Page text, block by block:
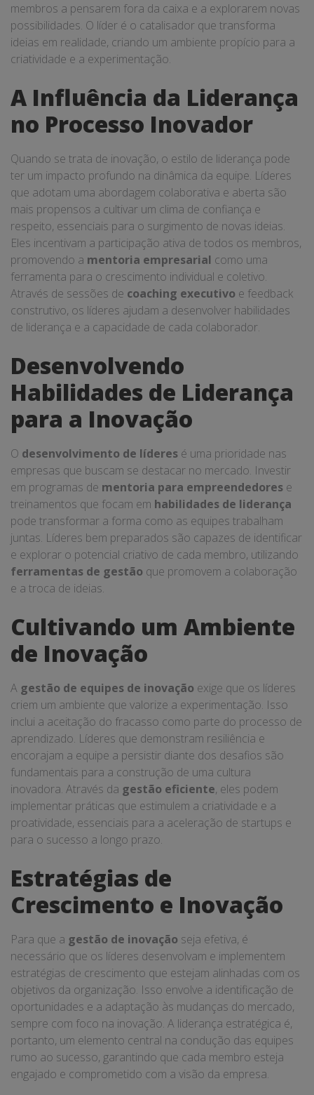
membros a pensarem fora da caixa e a explorarem novas
possibilidades. O líder é o catalisador que transforma
ideias em realidade, criando um ambiente propício para a
criatividade e a experimentação.
A Influência da Liderança
no Processo Inovador
Quando se trata de inovação, o estilo de liderança pode
ter um impacto profundo na dinâmica da equipe. Líderes
que adotam uma abordagem colaborativa e aberta são
mais propensos a cultivar um clima de confiança e
respeito, essenciais para o surgimento de novas ideias.
Eles incentivam a participação ativa de todos os membros,
promovendo a mentoria empresarial como uma
ferramenta para o crescimento individual e coletivo.
Através de sessões de coaching executivo e feedback
construtivo, os líderes ajudam a desenvolver habilidades
de liderança e a capacidade de cada colaborador.
Desenvolvendo
Habilidades de Liderança
para a Inovação
O desenvolvimento de líderes é uma prioridade nas
empresas que buscam se destacar no mercado. Investir
em programas de mentoria para empreendedores e
treinamentos que focam em habilidades de liderança
pode transformar a forma como as equipes trabalham
juntas. Líderes bem preparados são capazes de identificar
e explorar o potencial criativo de cada membro, utilizando
ferramentas de gestão que promovem a colaboração
e a troca de ideias.
Cultivando um Ambiente
de Inovação
A gestão de equipes de inovação exige que os líderes
criem um ambiente que valorize a experimentação. Isso
inclui a aceitação do fracasso como parte do processo de
aprendizado. Líderes que demonstram resiliência e
encorajam a equipe a persistir diante dos desafios são
fundamentais para a construção de uma cultura
inovadora. Através da gestão eficiente, eles podem
implementar práticas que estimulem a criatividade e a
proatividade, essenciais para a aceleração de startups e
para o sucesso a longo prazo.
Estratégias de
Crescimento e Inovação
Para que a gestão de inovação seja efetiva, é
necessário que os líderes desenvolvam e implementem
estratégias de crescimento que estejam alinhadas com os
objetivos da organização. Isso envolve a identificação de
oportunidades e a adaptação às mudanças do mercado,
sempre com foco na inovação. A liderança estratégica é,
portanto, um elemento central na condução das equipes
rumo ao sucesso, garantindo que cada membro esteja
engajado e comprometido com a visão da empresa.